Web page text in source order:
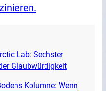
Lab: Sechster
Glaubwürdigkeit
Kolumne: Wenn